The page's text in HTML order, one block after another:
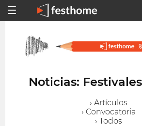
Noticias:
› Artículos
› Convocatoria
› Todos